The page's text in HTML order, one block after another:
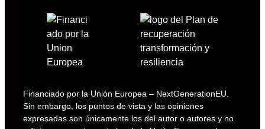
Financiado por la Unión Europea – NextGenerationEU.
Sin embargo, los puntos de vista y las opiniones
expresadas son únicamente los del autor o autores y no